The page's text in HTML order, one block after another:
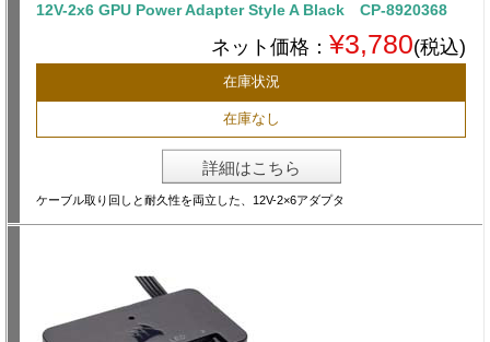
12V-2x6 GPU Power Adapter Style A Black CP-8920368
ネット価格： ¥3,780(税込)
在庫状況
在庫なし
詳細はこちら
ケーブル取り回しと耐久性を両立した、12V-2×6アダプタ